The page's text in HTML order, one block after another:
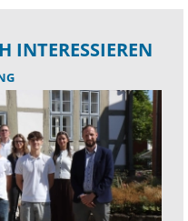
INTERESSIEREN